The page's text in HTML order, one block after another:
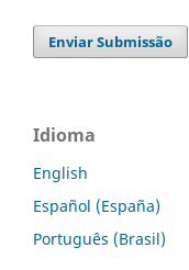
Enviar Submissão
Idioma
English
Español (España)
Português (Brasil)